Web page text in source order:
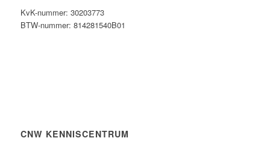
KvK-nummer: 30203773
BTW-nummer: 814281540B01
CNW KENNISCENTRUM